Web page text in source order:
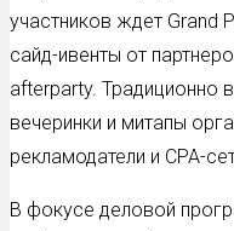
участников ждет Grand
сайд-ивенты от
afterparty. Традиционно
вечеринки и митапы
рекламодатели и CPA-
В фокусе деловой